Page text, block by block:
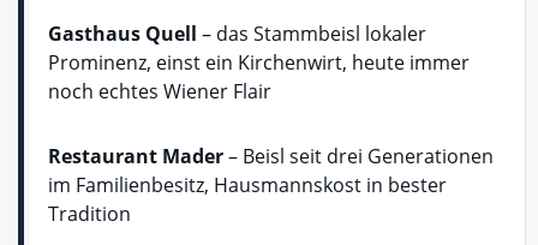
Gasthaus Quell – das Stammbeisl lokaler
Prominenz, einst ein Kirchenwirt, heute immer
noch echtes Wiener Flair
Restaurant Mader– Beisl seit drei Generationen
im Familienbesitz, Hausmannskost in bester
Tradition